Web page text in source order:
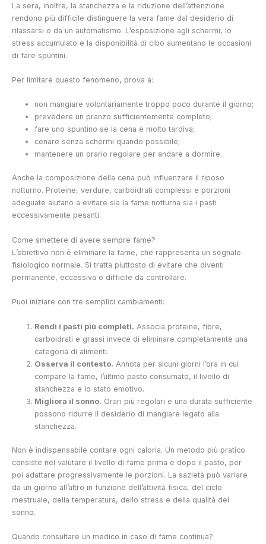
La sera, inoltre, la stanchezza e la riduzione dell’attenzione
rendono più difficile distinguere la vera fame dal desiderio di
rilassarsi o da un automatismo. L’esposizione agli schermi, lo
stress accumulato e la disponibilità di cibo aumentano le occasioni
di fare spuntini.
Per limitare questo fenomeno, prova a:
non mangiare volontariamente troppo poco durante il giorno;
prevedere un pranzo sufficientemente completo;
fare uno spuntino se la cena è molto tardiva;
cenare senza schermi quando possibile;
mantenere un orario regolare per andare a dormire.
Anche la composizione della cena può influenzare il riposo
notturno. Proteine, verdure, carboidrati complessi e porzioni
adeguate aiutano a evitare sia la fame notturna sia i pasti
eccessivamente pesanti.
Come smettere di avere sempre fame?
L’obiettivo non è eliminare la fame, che rappresenta un segnale
fisiologico normale. Si tratta piuttosto di evitare che diventi
permanente, eccessiva o difficile da controllare.
Puoi iniziare con tre semplici cambiamenti:
Rendi i pasti più completi. Associa proteine, fibre,
carboidrati e grassi invece di eliminare completamente una
categoria di alimenti.
Osserva il contesto. Annota per alcuni giorni l’ora in cui
compare la fame, l’ultimo pasto consumato, il livello di
stanchezza e lo stato emotivo.
Migliora il sonno. Orari più regolari e una durata sufficiente
possono ridurre il desiderio di mangiare legato alla
stanchezza.
Non è indispensabile contare ogni caloria. Un metodo più pratico
consiste nel valutare il livello di fame prima e dopo il pasto, per
poi adattare progressivamente le porzioni. La sazietà può variare
da un giorno all’altro in funzione dell’attività fisica, del ciclo
mestruale, della temperatura, dello stress e della qualità del
sonno.
Quando consultare un medico in caso di fame continua?